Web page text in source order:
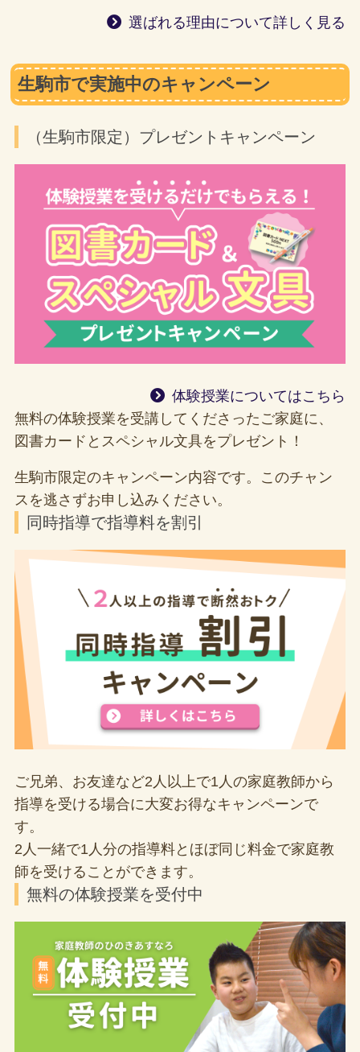
選ばれる理由について詳しく見る
生駒市で実施中のキャンペーン
（生駒市限定）プレゼントキャンペーン
体験授業についてはこちら
無料の体験授業を受講してくださったご家庭に、
図書カードとスペシャル文具をプレゼント！
生駒市限定のキャンペーン内容です。このチャン
スを逃さずお申し込みください。
同時指導で指導料を割引
ご兄弟、お友達など2人以上で1人の家庭教師から
指導を受ける場合に大変お得なキャンペーンで
す。
2人一緒で1人分の指導料とほぼ同じ料金で家庭教
師を受けることができます。
無料の体験授業を受付中